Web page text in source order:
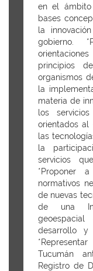
en el ámbito
bases
la
gobierno.
principios
organismos
la
materia de
los
orientados al
las
la
servicios
*Proponer
normativos
de nuevas
de una
desarrollo y
Tucumán
Registro de